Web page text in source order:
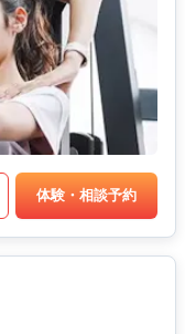
体験・相談予約